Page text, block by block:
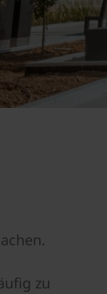
zu